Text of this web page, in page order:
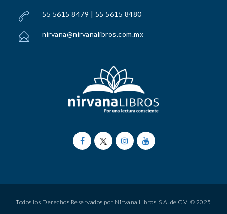
55 5615 8479 | 55 5615 8480
nirvana@nirvanalibros.com.mx
Todos los Derechos Reservados por Nirvana Libros, S.A. de C.V. © 2025